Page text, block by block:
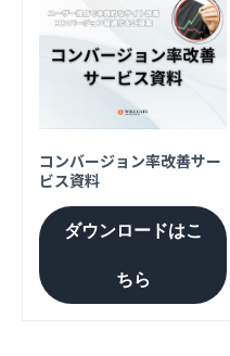
コンバージョン率改善サー
ビス資料
ダウンロードはこ
ちら